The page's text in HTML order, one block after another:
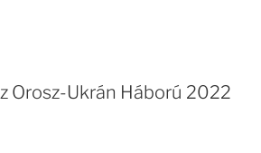
Orosz-Ukrán Háború 2022